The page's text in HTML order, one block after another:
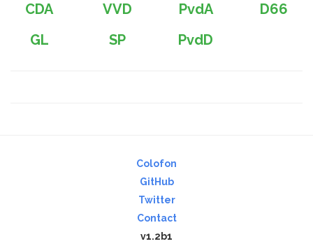
CDA
VVD PvdA
D66
GL
SP PvdD
Colofon
GitHub
Twitter
Contact
v1.2b1